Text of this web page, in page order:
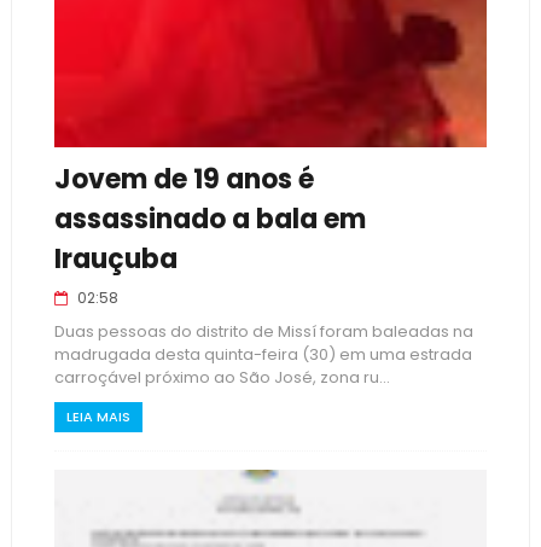
Jovem de 19 anos é
assassinado a bala em
Irauçuba
02:58
Duas pessoas do distrito de Missí foram baleadas na
madrugada desta quinta-feira (30) em uma estrada
carroçável próximo ao São José, zona ru...
LEIA MAIS